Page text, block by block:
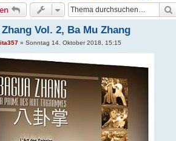
Vol. 2, Ba Mu Zhang
» Sonntag 14. Oktober 2018, 15:15